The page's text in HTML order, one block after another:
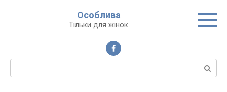
Особлива
Тільки для жінок
Пошук: